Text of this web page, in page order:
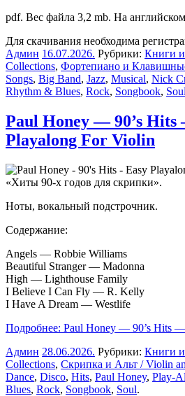
pdf. Вес файла 3,2 mb. На
Для скачивания необходима
Админ 16.07.2026. Рубрики: Книги
Collections, Фортепиано и
Songs, Big Band, Jazz, Musical, Nick
Rhythm & Blues, Rock, Songbook, Soul
Paul Honey — 90’s Hits
Playalong For Violin
«Хиты 90-х годов для скрипки».
Ноты, вокальный подстрочник.
Содержание:
Angels — Robbie Williams
Beautiful Stranger — Madonna
High — Lighthouse Family
I Believe I Can Fly — R. Kelly
I Have A Dream — Westlife
Подробнее: Paul Honey — 90’s Hits
Админ 28.06.2026. Рубрики: Книги
Collections, Скрипка и Альт / Violin
Dance, Disco, Hits, Paul Honey, Play-
Blues, Rock, Songbook, Soul.